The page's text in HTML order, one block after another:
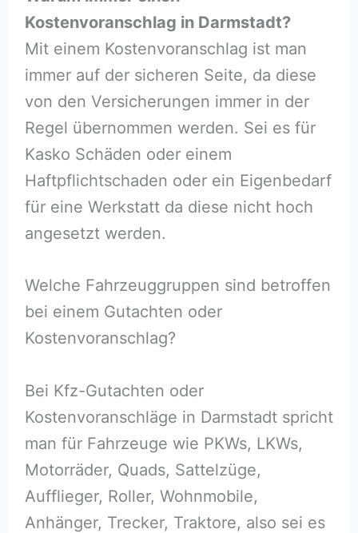
Kostenvoranschlag in Darmstadt?
Mit einem Kostenvoranschlag ist man
immer auf der sicheren Seite, da diese
von den Versicherungen immer in der
Regel übernommen werden. Sei es für
Kasko Schäden oder einem
Haftpflichtschaden oder ein Eigenbedarf
für eine Werkstatt da diese nicht hoch
angesetzt werden.
Welche Fahrzeuggruppen sind betroffen
bei einem Gutachten oder
Kostenvoranschlag?
Bei Kfz-Gutachten oder
Kostenvoranschläge in Darmstadt spricht
man für Fahrzeuge wie PKWs, LKWs,
Motorräder, Quads, Sattelzüge,
Aufflieger, Roller, Wohnmobile,
Anhänger, Trecker, Traktore, also sei es